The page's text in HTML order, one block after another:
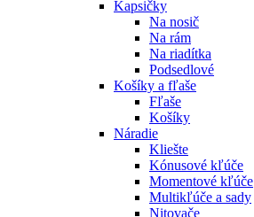
Kapsičky
Na nosič
Na rám
Na riadítka
Podsedlové
Košíky a fľaše
Fľaše
Košíky
Náradie
Kliešte
Kónusové kľúče
Momentové kľúče
Multikľúče a sady
Nitovače